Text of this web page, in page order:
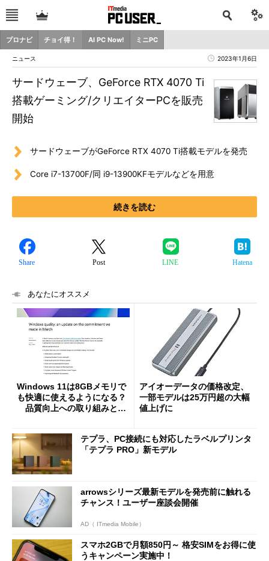
プロナビ チョイ得！ AI PC Now! ミニPC
ニュース 2023年1月6日
サードウェーブ、GeForce RTX 4070 Ti
搭載ゲーミング/クリエイターPCを販売
開始
サードウェーブがGeForce RTX 4070 Ti搭載モデルを発売
Core i7-13700F/同 i9-13900KFモデルなどを用意
続きを読む
Share Post LINE Hatena
あなたにオススメ
Windows 11は8GBメモリで
も快適に使えるようになる？
品質向上への取り組みと
アイオーデータの価格改定、
一部モデルは25万円超の大幅
値上げに
テプラ、PC接続にも対応したラベルプリンタ
「テプラ PRO」新モデル
arrowsシリーズ最新モデルを発売前に触れる
チャンス！ユーザー座談会開催
AD（ ITmedia Mobile）
スマホ2GBで月額850円～ 格安SIMをお得に使
うキャンペーン実施中！